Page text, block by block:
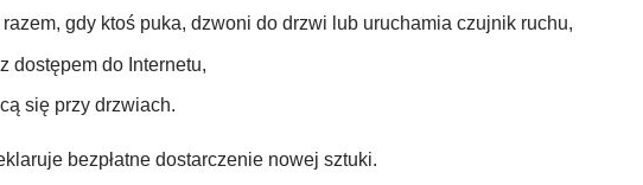
gdy ktoś puka, dzwoni do drzwi lub uruchamia czujnik ruchu,
dostępem do Internetu,
się przy drzwiach.
bezpłatne dostarczenie nowej sztuki.